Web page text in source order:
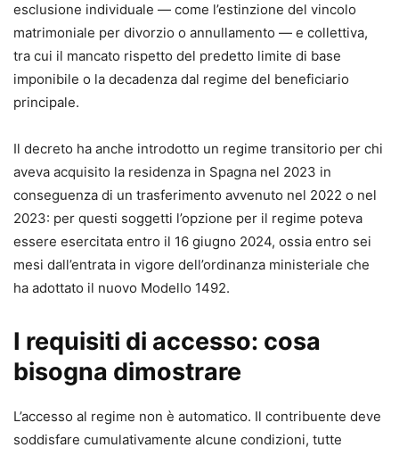
esclusione individuale — come l’estinzione del vincolo
matrimoniale per divorzio o annullamento — e collettiva,
tra cui il mancato rispetto del predetto limite di base
imponibile o la decadenza dal regime del beneficiario
principale.
Il decreto ha anche introdotto un regime transitorio per chi
aveva acquisito la residenza in Spagna nel 2023 in
conseguenza di un trasferimento avvenuto nel 2022 o nel
2023: per questi soggetti l’opzione per il regime poteva
essere esercitata entro il 16 giugno 2024, ossia entro sei
mesi dall’entrata in vigore dell’ordinanza ministeriale che
ha adottato il nuovo Modello 1492.
I requisiti di accesso: cosa
bisogna dimostrare
L’accesso al regime non è automatico. Il contribuente deve
soddisfare cumulativamente alcune condizioni, tutte